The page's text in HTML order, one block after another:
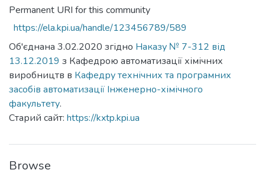
Permanent URI for this community
https://ela.kpi.ua/handle/123456789/589
Об'єднана 3.02.2020 згідно Наказу № 7-312 від
13.12.2019 з Кафедрою автоматизації хімічних
виробництв в Кафедру технічних та програмних
засобів автоматизації Інженерно-хімічного
факультету.
Старий сайт: https://kxtp.kpi.ua
Browse